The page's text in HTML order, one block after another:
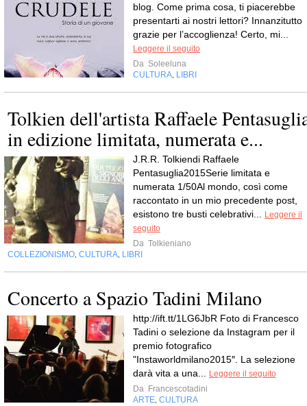
blog. Come prima cosa, ti piacerebbe
presentarti ai nostri lettori? Innanzitutto
grazie per l’accoglienza! Certo, mi...
Leggere il seguito
Da Soleeluna
CULTURA LIBRI
Tolkien dell'artista Raffaele
in edizione limitata, numerata e...
J.R.R. Tolkiendi Raffaele
Pentasuglia2015Serie limitata e
numerata 1/50Al mondo, così come
raccontato in un mio precedente post,
esistono tre busti celebrativi...
Leggere il
seguito
Da Tolkieniano
COLLEZIONISMO CULTURA LIBRI
Concerto a Spazio Tadini Milano
http://ift.tt/1LG6JbR Foto di Francesco
Tadini o selezione da Instagram per il
premio fotografico
"Instaworldmilano2015″. La selezione
darà vita a una...
Leggere il seguito
Da Francescotadini
ARTE CULTURA